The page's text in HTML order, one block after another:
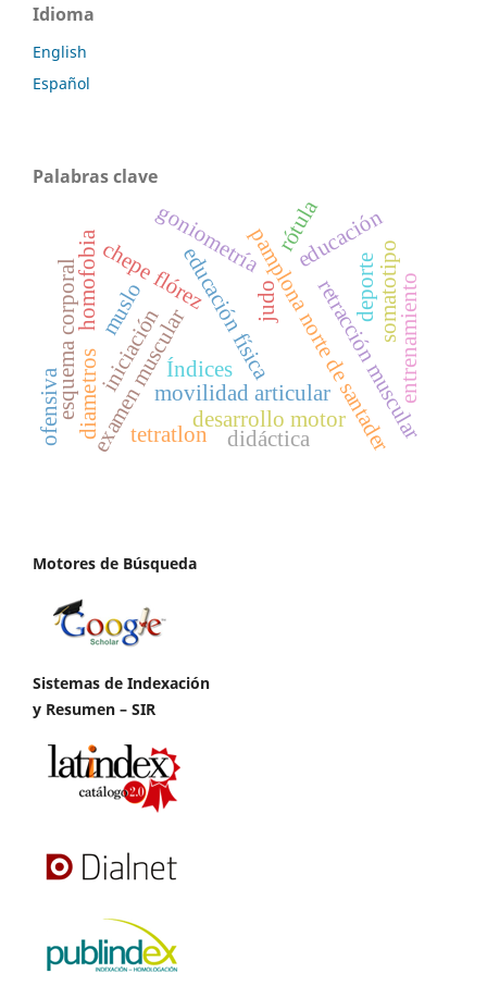
Idioma
English
Español
Palabras clave
chepe flórezeducación físicapamplona norte de santader
movilidad articular
examen muscular
goniometría
retracción muscular
iniciación entrenamiento
homofobia deporte
educación
desarrollo motor
esquema corporal judo
didáctica
somatotipo
Índices
diametros
ofensiva tetratlon
rótula
muslo
Motores de Búsqueda
Sistemas de Indexación
y Resumen – SIR